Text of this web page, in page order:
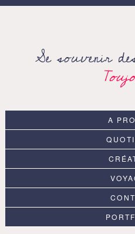
Se souvenir
A